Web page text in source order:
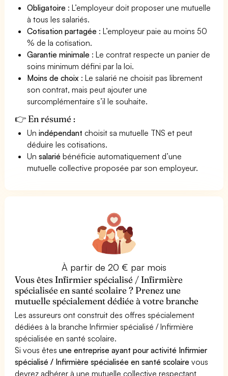
Obligatoire : L’employeur doit proposer une mutuelle
à tous les salariés.
Cotisation partagée : L’employeur paie au moins 50
% de la cotisation.
Garantie minimale : Le contrat respecte un panier de
soins minimum défini par la loi.
Moins de choix : Le salarié ne choisit pas librement
son contrat, mais peut ajouter une
surcomplémentaire s’il le souhaite.
👉 En résumé :
Unindépendant choisit sa mutuelle TNS et peut
déduire les cotisations.
Unsalarié bénéficie automatiquement d’une
mutuelle collective proposée par son employeur.
À partir de 20 € par mois
Vous êtes Infirmier spécialisé / Infirmière
spécialisée en santé scolaire ? Prenez une
mutuelle spécialement dédiée à votre branche
Les assureurs ont construit des offres spécialement
dédiées à la branche Infirmier spécialisé / Infirmière
spécialisée en santé scolaire.
Si vous êtesune entreprise ayant pour activité Infirmier
spécialisé / Infirmière spécialisée en santé scolaire vous
devrez adhérer à une mutuelle collective respectant